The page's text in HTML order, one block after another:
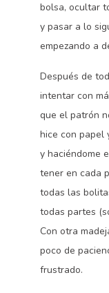
bolsa, ocultar
y pasar a lo
empezando a
Después de
intentar con
que el patrón
hice con papel
y haciéndome
tener en cada
todas las
todas partes
Con otra
poco de
frustrado.